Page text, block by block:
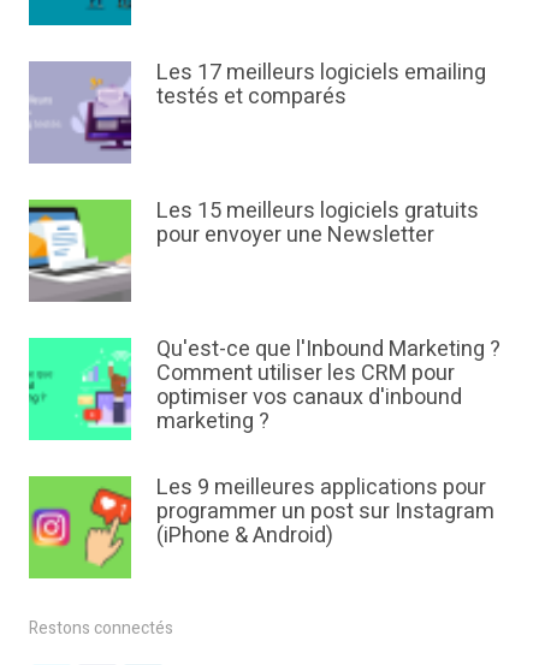
Les 17 meilleurs logiciels emailing
testés et comparés
Les 15 meilleurs logiciels gratuits
pour envoyer une Newsletter
Qu'est-ce que l'Inbound Marketing ?
Comment utiliser les CRM pour
optimiser vos canaux d'inbound
marketing ?
Les 9 meilleures applications pour
programmer un post sur Instagram
(iPhone & Android)
Restons connectés